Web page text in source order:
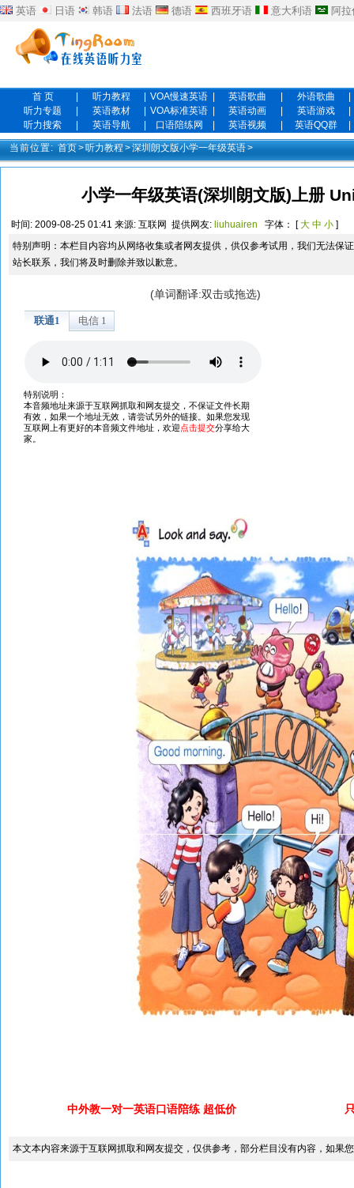
英语 日语 韩语 法语 德语 西班牙语 意大利语 阿
首 页 听力教程 VOA慢速英语 英语歌曲 外语歌曲
听力专题
英语教材 VOA标准英语 英语动画 英语游戏
听力搜索
英语导航 口语陪练网 英语视频 英语QQ群
当前位置: 首页>听力教程 >深圳朗文版小学一年级英语>
小学一年级英语(深圳朗文版)上册
时间: 2009-08-25 01:41 来源: 互联网 提供网友: liuhuairen 字体： [大 中 小 ]
特别声明：本栏目内容均从网络收集或者网友提供，供仅参考试用，我们无法保
站长联系，我们将及时删除并致以歉意。
(单词翻译:双击或拖选)
中外教一对一英语口语陪练 超低价
本文本内容来源于互联网抓取和网友提交，仅供参考，部分栏目没有内容，如果